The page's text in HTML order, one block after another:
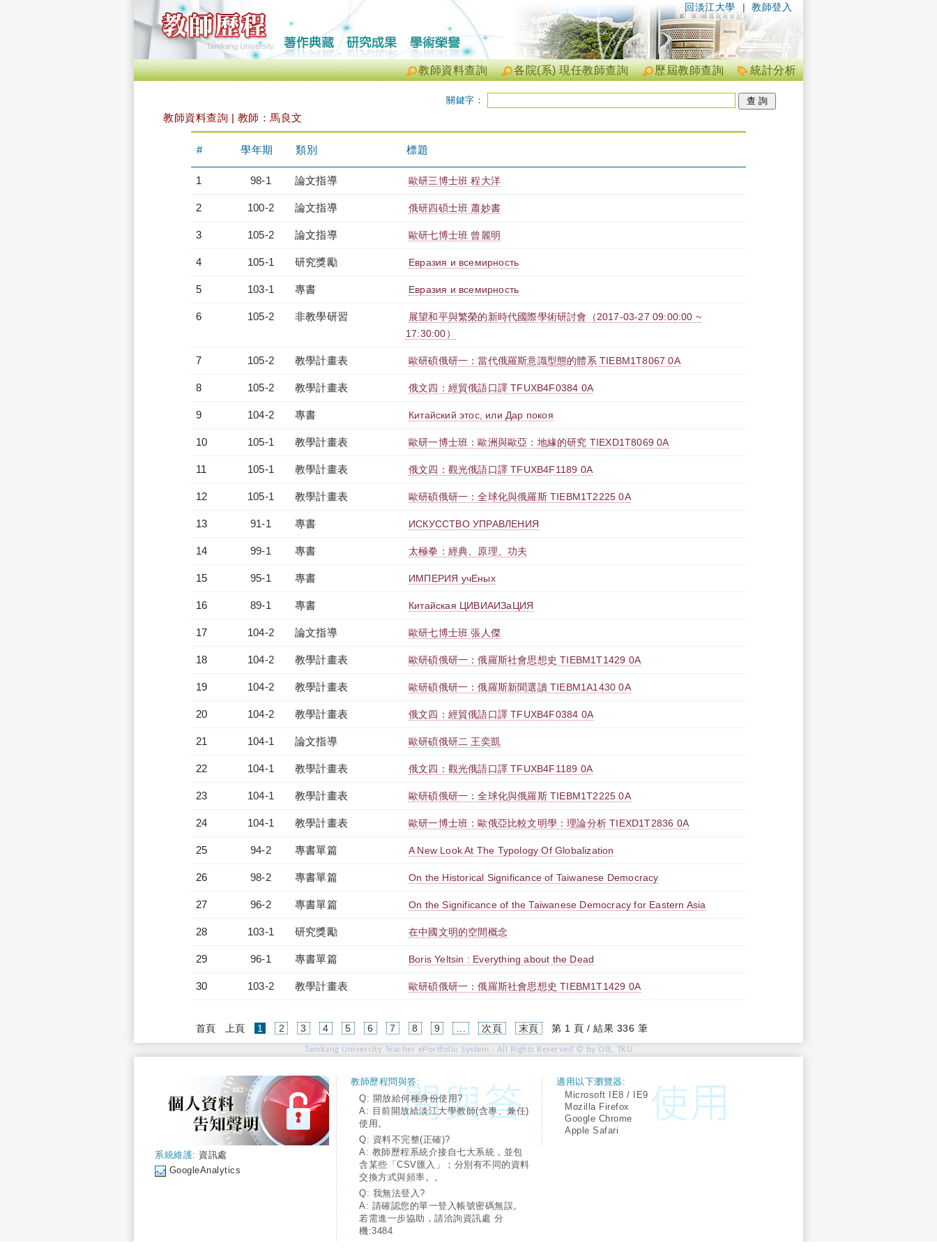
| 教師登入
回淡江大學
統計分析
歷屆教師查詢
各院(系) 現任教師查詢
教師資料查詢
關鍵字：
教師資料查詢 | 教師：馬良文
# 學年期 類別 標題
1 98-1 論文指導 歐研三博士班 程大洋
2 100-2 論文指導 俄研四碩士班 蕭妙書
3 105-2 論文指導 歐研七博士班 曾麗明
4 105-1 研究獎勵 Евразия и всемирность
5 103-1 專書 Евразия и всемирность
6 105-2 非教學研習
展望和平與繁榮的新時代國際學術研討會（2017-03-27 09:00:00 ~
17:30:00）
7 105-2 教學計畫表 歐研碩俄研一：當代俄羅斯意識型態的體系 TIEBM1T8067 0A
8 105-2 教學計畫表 俄文四：經貿俄語口譯 TFUXB4F0384 0A
9 104-2 專書 Китайский этос, или Дар покоя
10 105-1 教學計畫表 歐研一博士班：歐洲與歐亞：地緣的研究 TIEXD1T8069 0A
11 105-1 教學計畫表 俄文四：觀光俄語口譯 TFUXB4F1189 0A
12 105-1 教學計畫表 歐研碩俄研一：全球化與俄羅斯 TIEBM1T2225 0A
13 91-1 專書 ИСКУССТВО УПРАВЛЕНИЯ
14 99-1 專書 太極拳：經典、原理、功夫
15 95-1 專書 ИМПЕРИЯ учЕныx
16 89-1 專書 Китайская ЦИВИАИЗаЦИЯ
17 104-2 論文指導 歐研七博士班 張人傑
18 104-2 教學計畫表 歐研碩俄研一：俄羅斯社會思想史 TIEBM1T1429 0A
19 104-2 教學計畫表 歐研碩俄研一：俄羅斯新聞選讀 TIEBM1A1430 0A
20 104-2 教學計畫表 俄文四：經貿俄語口譯 TFUXB4F0384 0A
21 104-1 論文指導 歐研碩俄研二 王奕凱
22 104-1 教學計畫表 俄文四：觀光俄語口譯 TFUXB4F1189 0A
23 104-1 教學計畫表 歐研碩俄研一：全球化與俄羅斯 TIEBM1T2225 0A
24 104-1 教學計畫表 歐研一博士班：歐俄亞比較文明學：理論分析 TIEXD1T2836 0A
25 94-2 專書單篇 A New Look At The Typology Of Globalization
26 98-2 專書單篇 On the Historical Significance of Taiwanese Democracy
27 96-2 專書單篇 On the Significance of the Taiwanese Democracy for Eastern Asia
28 103-1 研究獎勵 在中國文明的空間概念
29 96-1 專書單篇 Boris Yeltsin : Everything about the Dead
30 103-2 教學計畫表 歐研碩俄研一：俄羅斯社會思想史 TIEBM1T1429 0A
首頁 上頁 1 (current)
2 3 4 5 6 7 8 9 次頁 末頁 第 1 頁 / 結果 336 筆
Tamkang University Teacher ePortfolio System - All Rights Reserved © by OIS, TKU
系統維護: 資訊處
GoogleAnalytics
教師歷程問與答:
Q: 開放給何種身份使用?
A: 目前開放給淡江大學教師(含專、兼任)
使用。
Q: 資料不完整(正確)?
A: 教師歷程系統介接自七大系統，並包
含某些「CSV匯入」；分別有不同的資料
交換方式與頻率。。
Q: 我無法登入?
A: 請確認您的單一登入帳號密碼無誤。
若需進一步協助，請洽詢資訊處 分
機:3484
適用以下瀏覽器:
Microsoft IE8 / IE9
Mozilla Firefox
Google Chrome
Apple Safari